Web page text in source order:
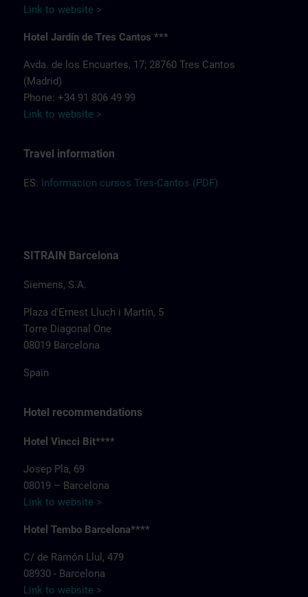
Link to website >
Hotel Jardín de Tres Cantos ***
Avda. de los Encuartes, 17; 28760 Tres Cantos
(Madrid)
Phone: +34 91 806 49 99
Link to website >
Travel information
ES: Informacion cursos Tres-Cantos (PDF)
SITRAIN Barcelona
Siemens, S.A.
Plaza d'Ernest Lluch i Martin, 5
Torre Diagonal One
08019 Barcelona
Spain
Hotel recommendations
Hotel Vincci Bit****
Josep Pla, 69
08019 – Barcelona
Link to website >
Hotel Tembo Barcelona****
C/ de Ramón Llul, 479
08930 - Barcelona
Link to website >